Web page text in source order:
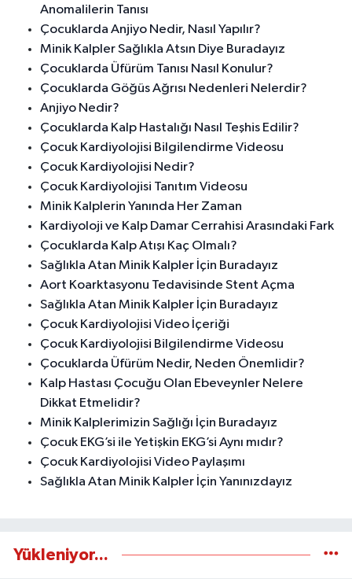
Anomalilerin Tanısı
Çocuklarda Anjiyo Nedir, Nasıl Yapılır?
Minik Kalpler Sağlıkla Atsın Diye Buradayız
Çocuklarda Üfürüm Tanısı Nasıl Konulur?
Çocuklarda Göğüs Ağrısı Nedenleri Nelerdir?
Anjiyo Nedir?
Çocuklarda Kalp Hastalığı Nasıl Teşhis Edilir?
Çocuk Kardiyolojisi Bilgilendirme Videosu
Çocuk Kardiyolojisi Nedir?
Çocuk Kardiyolojisi Tanıtım Videosu
Minik Kalplerin Yanında Her Zaman
Kardiyoloji ve Kalp Damar Cerrahisi Arasındaki Fark
Çocuklarda Kalp Atışı Kaç Olmalı?
Sağlıkla Atan Minik Kalpler İçin Buradayız
Aort Koarktasyonu Tedavisinde Stent Açma
Sağlıkla Atan Minik Kalpler İçin Buradayız
Çocuk Kardiyolojisi Video İçeriği
Çocuk Kardiyolojisi Bilgilendirme Videosu
Çocuklarda Üfürüm Nedir, Neden Önemlidir?
Kalp Hastası Çocuğu Olan Ebeveynler Nelere
Dikkat Etmelidir?
Minik Kalplerimizin Sağlığı İçin Buradayız
Çocuk EKG’si ile Yetişkin EKG’si Aynı mıdır?
Çocuk Kardiyolojisi Video Paylaşımı
Sağlıkla Atan Minik Kalpler İçin Yanınızdayız
Yükleniyor...